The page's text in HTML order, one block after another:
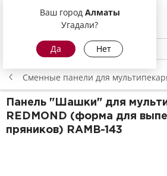
Ваш город Алматы
Угадали?
Да Нет
Сменные панели для
Панель "Шашки" для
REDMOND (форма для
пряников)
RAMB-143